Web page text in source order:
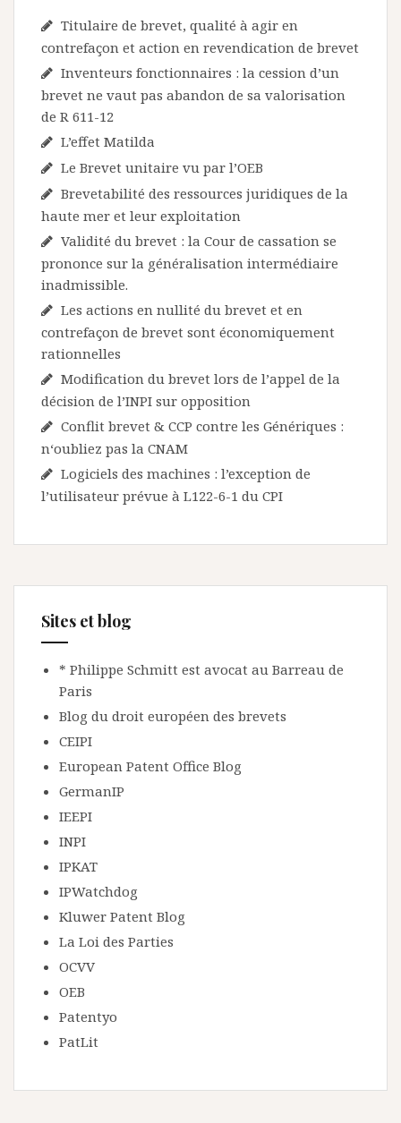
Titulaire de brevet, qualité à agir en
contrefaçon et action en revendication de brevet
Inventeurs fonctionnaires : la cession d’un
brevet ne vaut pas abandon de sa valorisation
de R 611-12
L’effet Matilda
Le Brevet unitaire vu par l’OEB
Brevetabilité des ressources juridiques de la
haute mer et leur exploitation
Validité du brevet : la Cour de cassation se
prononce sur la généralisation intermédiaire
inadmissible.
Les actions en nullité du brevet et en
contrefaçon de brevet sont économiquement
rationnelles
Modification du brevet lors de l’appel de la
décision de l’INPI sur opposition
Conflit brevet & CCP contre les Génériques :
n‘oubliez pas la CNAM
Logiciels des machines : l’exception de
l’utilisateur prévue à L122-6-1 du CPI
Sites et blog
* Philippe Schmitt est avocat au Barreau de
Paris
Blog du droit européen des brevets
CEIPI
European Patent Office Blog
GermanIP
IEEPI
INPI
IPKAT
IPWatchdog
Kluwer Patent Blog
La Loi des Parties
OCVV
OEB
Patentyo
PatLit